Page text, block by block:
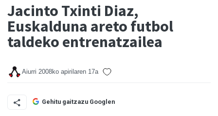
Jacinto Txinti Diaz,
Euskalduna areto futbol
taldeko entrenatzailea
Aiurri 2008ko apirilaren 17a
Gehitu gaitzazu Googlen